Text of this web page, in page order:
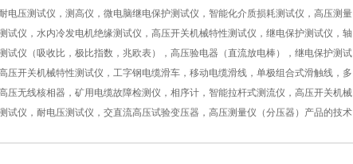
电压测试仪，测高仪，微电脑继电保护测试仪，智能化介质损耗测试仪，高压测量
试仪，水内冷发电机绝缘测试仪，高压开关机械特性测试仪，继电保护测试仪，轴
试仪（吸收比，极比指数，兆欧表），高压验电器（直流放电棒），继电保护测试
压开关机械特性测试仪，工字钢电缆滑车，移动电缆滑线，单极组合式滑触线，多
压无线核相器，矿用电缆故障检测仪，相序计，智能拉杆式测流仪，高压开关机械
仪，耐电压测试仪，交直流高压试验变压器，高压测量仪（分压器） 产品的技术